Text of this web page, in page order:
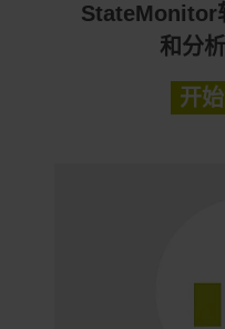
StateMonitor
和分
开